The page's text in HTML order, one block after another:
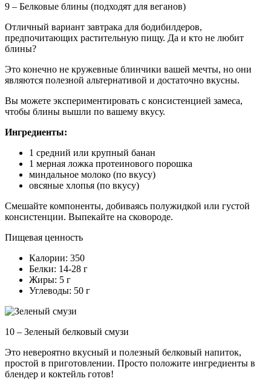
9 – Белковые блины (подходят для веганов)
Отличный вариант завтрака для бодибилдеров,
предпочитающих растительную пищу. Да и кто не любит
блины?
Это конечно не кружевные блинчики вашей мечты, но они
являются полезной альтернативой и достаточно вкусны.
Вы можете экспериментировать с консистенцией замеса,
чтобы блины вышли по вашему вкусу.
Ингредиенты:
1 средний или крупный банан
1 мерная ложка протеинового порошка
миндальное молоко (по вкусу)
овсяные хлопья (по вкусу)
Смешайте компоненты, добиваясь полужидкой или густой
консистенции. Выпекайте на сковороде.
Пищевая ценность
Калории: 350
Белки: 14-28 г
Жиры: 5 г
Углеводы: 50 г
10 – Зеленый белковый смузи
Это невероятно вкусный и полезный белковый напиток,
простой в приготовлении. Просто положите ингредиенты в
блендер и коктейль готов!